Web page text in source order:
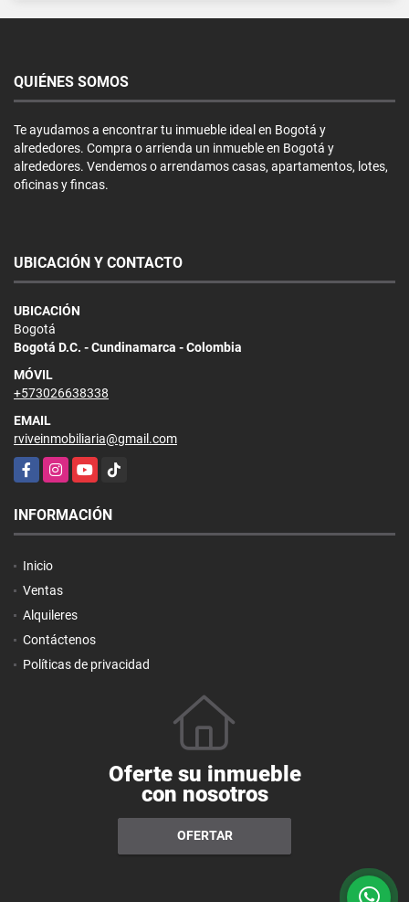
QUIÉNES SOMOS
Te ayudamos a encontrar tu inmueble ideal en Bogotá y
alrededores. Compra o arrienda un inmueble en Bogotá y
alrededores. Vendemos o arrendamos casas, apartamentos, lotes,
oficinas y fincas.
UBICACIÓN Y CONTACTO
UBICACIÓN
Bogotá
Bogotá D.C. - Cundinamarca - Colombia
MÓVIL
+573026638338
EMAIL
rviveinmobiliaria@gmail.com
FacebookInstagramYouTubeTikTok
INFORMACIÓN
Inicio
Ventas
Alquileres
Contáctenos
Políticas de privacidad
Oferte su inmueble
con nosotros
OFERTAR